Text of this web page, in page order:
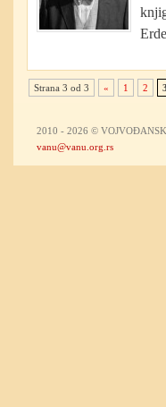
Strana 3 od 3 « 1 2 3
2010 - 2026 ©
vanu@vanu.org.rs